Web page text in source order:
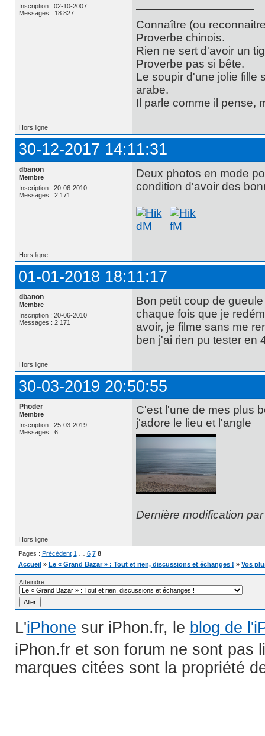
Inscription : 02-10-2007
Messages : 18 827
Connaître (ou
Proverbe chinois.
Rien ne sert d'avoir un
Proverbe pas si bête.
Le soupir d'une jolie fille
arabe.
Il parle comme il pense,
Hors ligne
30-12-2017 14:11:31
dbanon
Membre
Inscription : 20-06-2010
Messages : 2 171
Deux photos en mode
condition d'avoir des
Hors ligne
01-01-2018 18:11:17
dbanon
Membre
Inscription : 20-06-2010
Messages : 2 171
Bon petit coup de
chaque fois que je
avoir, je filme sans me
ben j'ai rien pu tester en
Hors ligne
30-03-2019 20:50:55
Phoder
Membre
Inscription : 25-03-2019
Messages : 6
C'est l'une de mes plus
j'adore le lieu et l'angle
Dernière modification
Hors ligne
Pages : Précédent 1 6 7 8
Accueil » Le « Grand Bazar » : Tout et rien, discussions et échanges ! » Vos
Atteindre
L'iPhone sur iPhon.fr, le blog de
iPhon.fr et son forum ne sont pas
marques citées sont la propriété